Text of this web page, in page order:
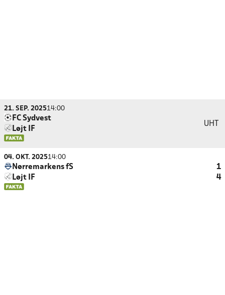
21. SEP. 202514:00
FC Sydvest
Løjt IF
UHT
04. OKT. 202514:00
Nørremarkens fS
1
Løjt IF
4